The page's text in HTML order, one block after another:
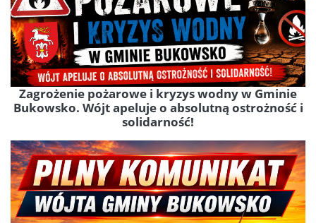
Zagrożenie pożarowe i kryzys wodny w Gminie
Bukowsko. Wójt apeluje o absolutną ostrożność i
solidarność!